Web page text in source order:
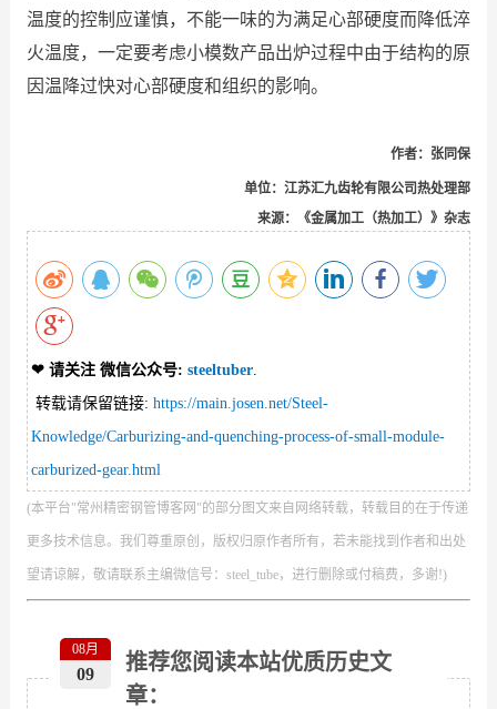
温度的控制应谨慎，不能一味的为满足心部硬度而降低淬
火温度，一定要考虑小模数产品出炉过程中由于结构的原
因温降过快对心部硬度和组织的影响。
作者： 张同保
单位：江苏汇九齿轮有限公司热处理部
来源：《金属加工（热加工）》杂志
❤ 请关注 微信公众号: steeltuber.
转载请保留链接: https://main.josen.net/Steel-
Knowledge/Carburizing-and-quenching-process-of-small-module-
carburized-gear.html
(本平台"常州精密钢管博客网"的部分图文来自网络转载，转载目的在于传递
更多技术信息。我们尊重原创，版权归原作者所有，若未能找到作者和出处
望请谅解，敬请联系主编微信号：steel_tube，进行删除或付稿费，多谢!)
推荐您阅读本站优质历史文
章：
08月
09